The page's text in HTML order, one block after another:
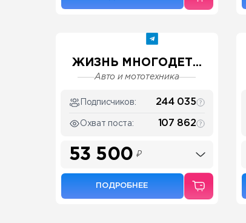
ЖИЗНЬ МНОГОДЕТ...
Авто и мототехника
Подписчиков: 244 035
Охват поста: 107 862
53 500 ₽
ПОДРОБНЕЕ